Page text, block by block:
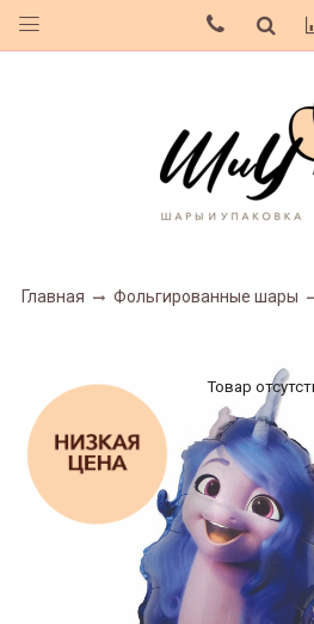
Главная Фольгированные шары
Товар